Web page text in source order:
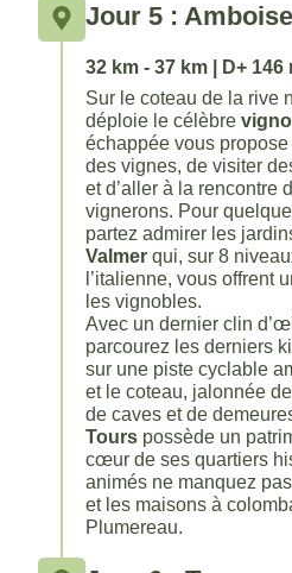
À quelle date
Date de début souhaitée*
Êtes-vous flexible ? *
Jour 5 :
32 km - 37 km | D+ 146
Sur le coteau de la rive
déploie le célèbre
échappée vous
des vignes, de visiter
et d’aller à la rencontre
vignerons. Pour
partez admirer les
Valmer qui, sur 8
l’italienne, vous offrent
les vignobles.
Avec un dernier clin
parcourez les derniers
sur une piste cyclable
et le coteau, jalonnée
de caves et de
Tours possède un
cœur de ses quartiers
animés ne manquez
et les maisons à
Plumereau.